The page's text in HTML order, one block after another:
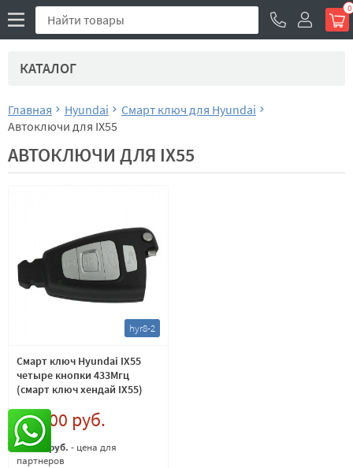
0
КАТАЛОГ
Главная Hyundai
Смарт ключ для Hyundai
Автоключи для IX55
АВТОКЛЮЧИ ДЛЯ IX55
hyr8-2
Смарт ключ Hyundai IX55
четыре кнопки 433Мгц
(смарт ключ хендай IX55)
12 000 руб.
12 000 руб. - цена для
партнеров